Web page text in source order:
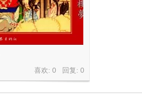
喜欢: 0 回复:0